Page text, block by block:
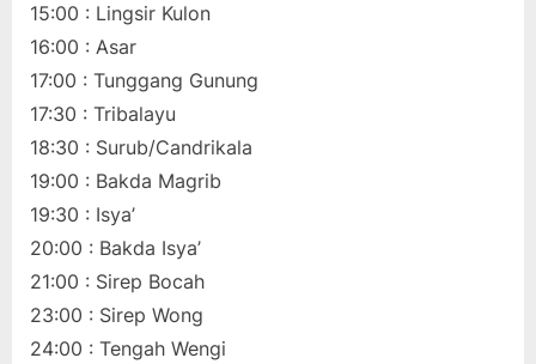
15:00 : Lingsir Kulon
16:00 : Asar
17:00 : Tunggang Gunung
17:30 : Tribalayu
18:30 : Surub/Candrikala
19:00 : Bakda Magrib
19:30 : Isya’
20:00 : Bakda Isya’
21:00 : Sirep Bocah
23:00 : Sirep Wong
24:00 : Tengah Wengi